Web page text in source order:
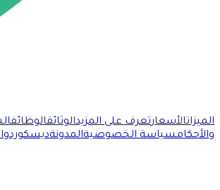
الميزاتالأسعارتعرف على المزيدالوثائقالوظائف
والأحكامسياسة الخصوصيةالمدونةديسكورد